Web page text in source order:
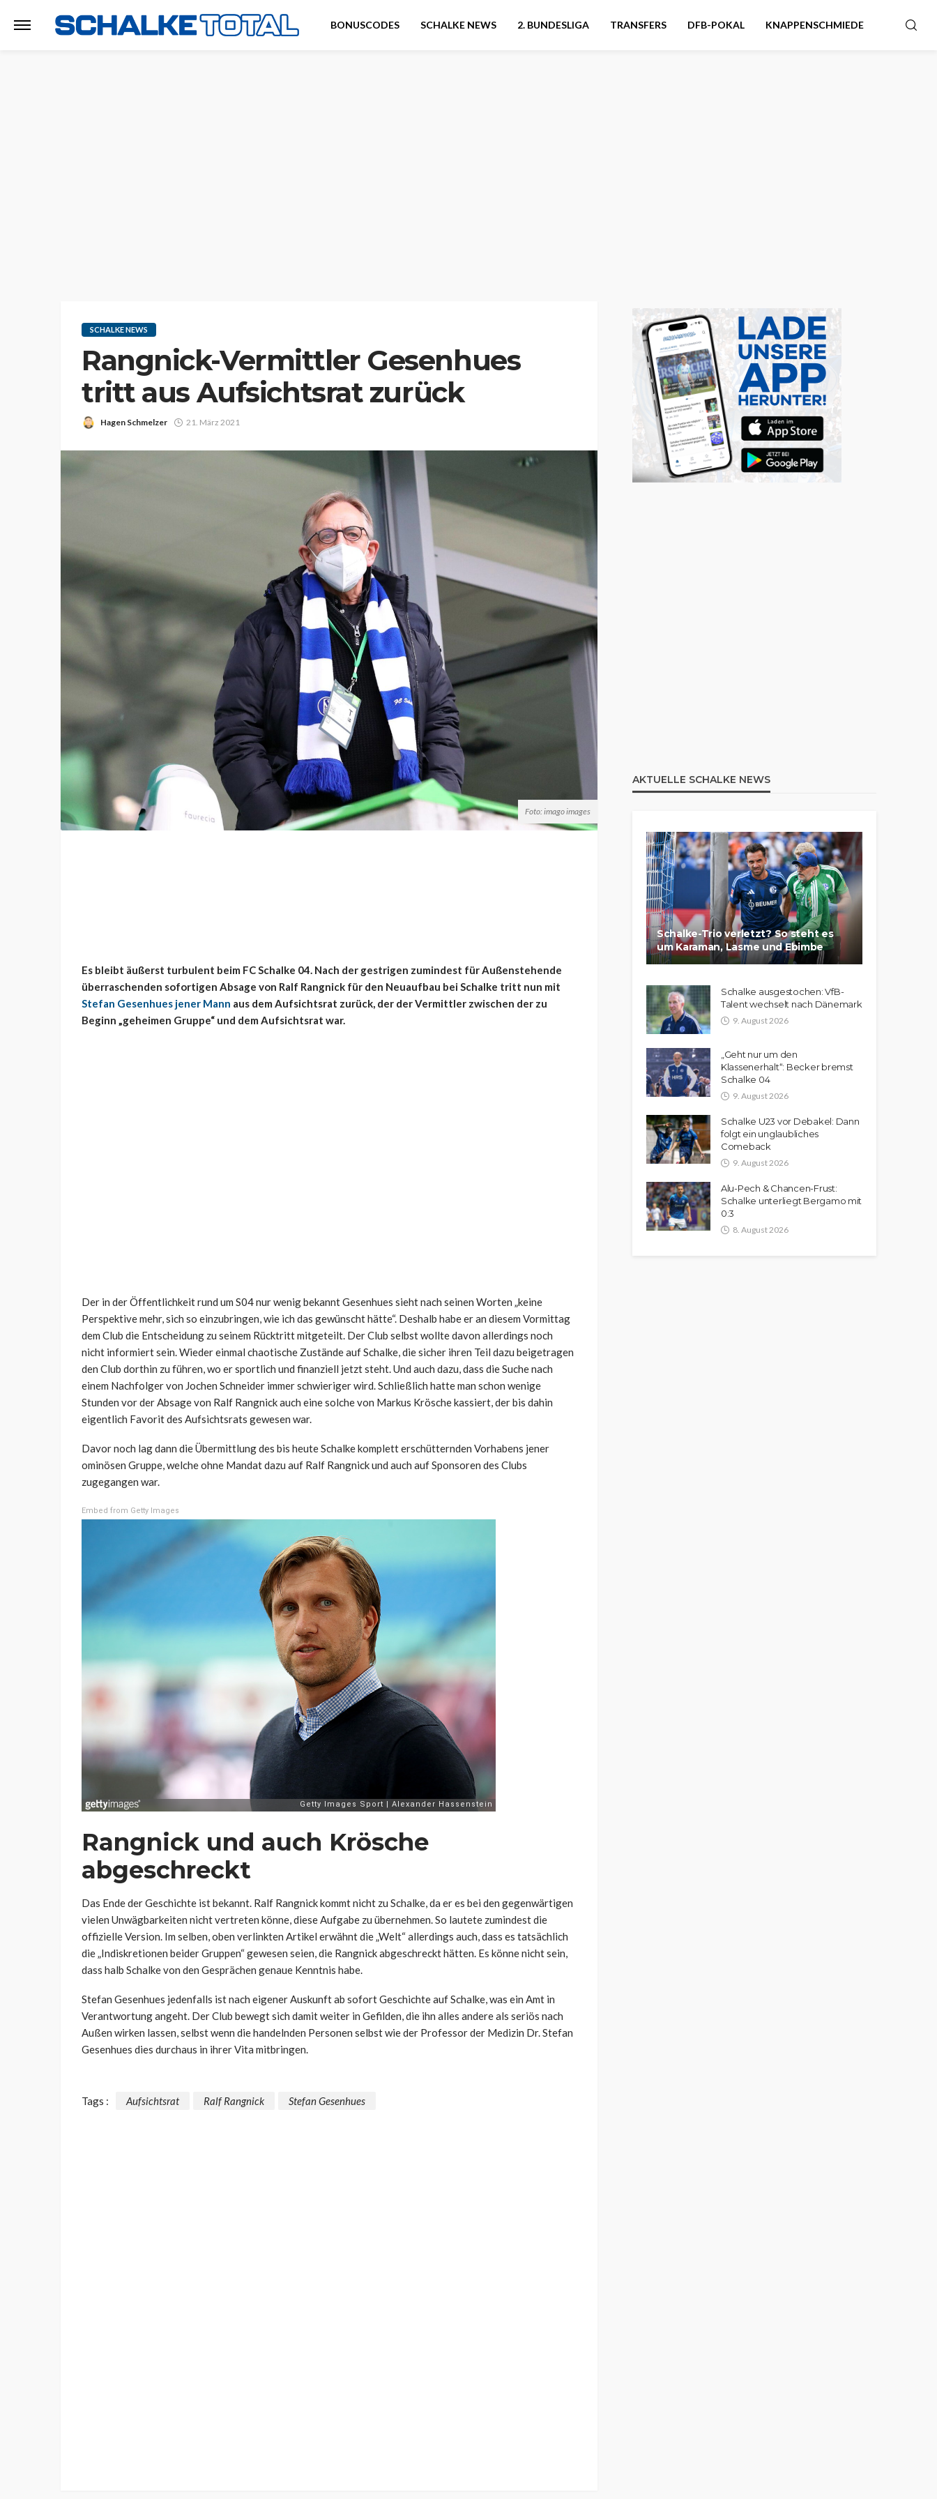
BONUSCODES SCHALKE NEWS 2. BUNDESLIGA TRANSFERS DFB-POKAL KNAPPENSCHMIEDE
SCHALKE NEWS
Rangnick-Vermittler Gesenhues
tritt aus Aufsichtsrat zurück
Hagen Schmelzer 21. März 2021
Foto: imago images
Es bleibt äußerst turbulent beim FC Schalke 04. Nach der gestrigen zumindest für Außenstehende
überraschenden sofortigen Absage von Ralf Rangnick für den Neuaufbau bei Schalke tritt nun mit
Stefan Gesenhues jener Mann aus dem Aufsichtsrat zurück, der der Vermittler zwischen der zu
Beginn „geheimen Gruppe“ und dem Aufsichtsrat war.
Der in der Öffentlichkeit rund um S04 nur wenig bekannt Gesenhues sieht nach seinen Worten „keine
Perspektive mehr, sich so einzubringen, wie ich das gewünscht hätte“. Deshalb habe er an diesem Vormittag
dem Club die Entscheidung zu seinem Rücktritt mitgeteilt. Der Club selbst wollte davon allerdings noch
nicht informiert sein. Wieder einmal chaotische Zustände auf Schalke, die sicher ihren Teil dazu beigetragen
den Club dorthin zu führen, wo er sportlich und finanziell jetzt steht. Und auch dazu, dass die Suche nach
einem Nachfolger von Jochen Schneider immer schwieriger wird. Schließlich hatte man schon wenige
Stunden vor der Absage von Ralf Rangnick auch eine solche von Markus Krösche kassiert, der bis dahin
eigentlich Favorit des Aufsichtsrats gewesen war.
Davor noch lag dann die Übermittlung des bis heute Schalke komplett erschütternden Vorhabens jener
ominösen Gruppe, welche ohne Mandat dazu auf Ralf Rangnick und auch auf Sponsoren des Clubs
zugegangen war.
Embed from Getty Images
Rangnick und auch Krösche
abgeschreckt
Das Ende der Geschichte ist bekannt. Ralf Rangnick kommt nicht zu Schalke, da er es bei den gegenwärtigen
vielen Unwägbarkeiten nicht vertreten könne, diese Aufgabe zu übernehmen. So lautete zumindest die
offizielle Version. Im selben, oben verlinkten Artikel erwähnt die „Welt“ allerdings auch, dass es tatsächlich
die „Indiskretionen beider Gruppen“ gewesen seien, die Rangnick abgeschreckt hätten. Es könne nicht sein,
dass halb Schalke von den Gesprächen genaue Kenntnis habe.
Stefan Gesenhues jedenfalls ist nach eigener Auskunft ab sofort Geschichte auf Schalke, was ein Amt in
Verantwortung angeht. Der Club bewegt sich damit weiter in Gefilden, die ihn alles andere als seriös nach
Außen wirken lassen, selbst wenn die handelnden Personen selbst wie der Professor der Medizin Dr. Stefan
Gesenhues dies durchaus in ihrer Vita mitbringen.
Tags : Aufsichtsrat Ralf Rangnick Stefan Gesenhues
AKTUELLE SCHALKE NEWS
Schalke-Trio verletzt? So steht es
um Karaman, Lasme und Ebimbe
Schalke ausgestochen: VfB-
Talent wechselt nach Dänemark
9. August 2026
„Geht nur um den
Klassenerhalt“: Becker bremst
Schalke 04
9. August 2026
Schalke U23 vor Debakel: Dann
folgt ein unglaubliches
Comeback
9. August 2026
Alu-Pech & Chancen-Frust:
Schalke unterliegt Bergamo mit
0:3
8. August 2026